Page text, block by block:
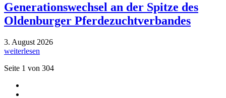
Generationswechsel an der Spitze des
Oldenburger Pferdezuchtverbandes
3. August 2026
weiterlesen
Seite 1 von 304